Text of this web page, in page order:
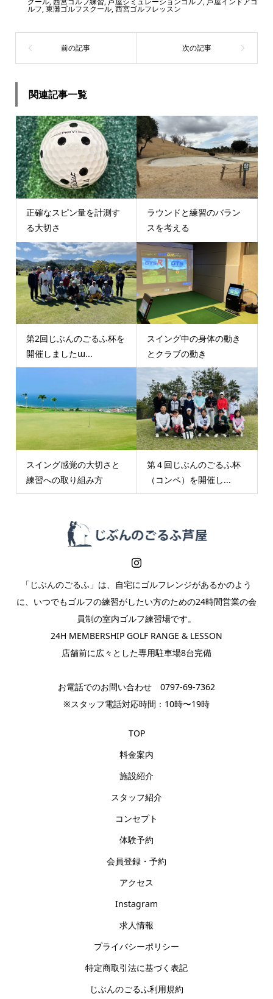
ルフ,東灘ゴルフスクール,西宮ゴルフレッスン
関連記事一覧
正確なスピン量を計測す
る大切さ
ラウンドと練習のバラン
スを考える
第2回じぶんのごるふ杯を
開催しましたɯ...
スイング中の身体の動き
とクラブの動き
スイング感覚の大切さと
練習への取り組み方
第４回じぶんのごるふ杯
（コンペ）を開催し...
「じぶんのごるふ」は、自宅にゴルフレンジがあるかのよう
に、いつでもゴルフの練習がしたい方のための24時間営業の会
員制の室内ゴルフ練習場です。
24H MEMBERSHIP GOLF RANGE & LESSON
店舗前に広々とした専用駐車場8台完備
お電話でのお問い合わせ 0797-69-7362
※スタッフ電話対応時間：10時〜19時
TOP
料金案内
施設紹介
スタッフ紹介
コンセプト
体験予約
会員登録・予約
アクセス
Instagram
求人情報
プライバシーポリシー
特定商取引法に基づく表記
じぶんのごるふ利用規約